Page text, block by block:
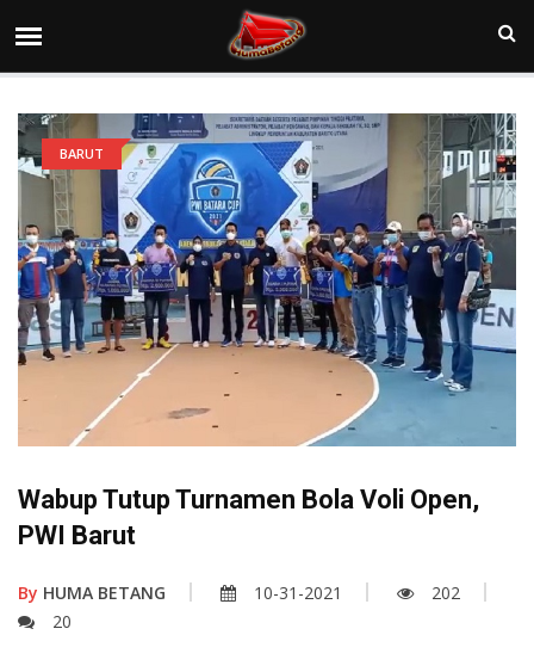
BARUT
Wabup Tutup Turnamen Bola Voli Open,
PWI Barut
By HUMA BETANG 10-31-2021
202
20